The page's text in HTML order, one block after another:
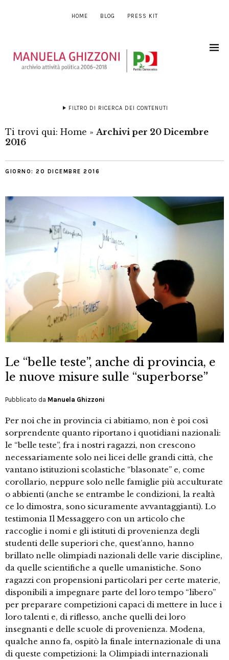
HOME BLOG PRESS KIT
FILTRO DI RICERCA DEI CONTENUTI
Ti trovi qui: Home » Archivi per 20 Dicembre
2016
GIORNO: 20 DICEMBRE 2016
Le “belle teste”, anche di provincia, e
le nuove misure sulle “superborse”
Pubblicato da Manuela Ghizzoni
Per noi che in provincia ci abitiamo, non è poi così
sorprendente quanto riportano i quotidiani nazionali:
le “belle teste”, fra i nostri ragazzi, non crescono
necessariamente solo nei licei delle grandi città, che
vantano istituzioni scolastiche “blasonate” e, come
corollario, neppure solo nelle famiglie più acculturate
o abbienti (anche se entrambe le condizioni, la realtà
ce lo dimostra, sono sicuramente avvantaggianti). Lo
testimonia Il Messaggero con un articolo che
raccoglie i nomi e gli istituti di provenienza degli
studenti delle superiori che, quest’anno, hanno
brillato nelle olimpiadi nazionali delle varie discipline,
da quelle scientifiche a quelle umanistiche. Sono
ragazzi con propensioni particolari per certe materie,
disponibili a impegnare parte del loro tempo “libero”
per preparare competizioni capaci di mettere in luce i
loro talenti e, di riflesso, anche quelli dei loro
insegnanti e delle scuole di provenienza. Modena,
qualche anno fa, ospitò la finale internazionale di una
di queste competizioni: la Olimpiadi internazionali